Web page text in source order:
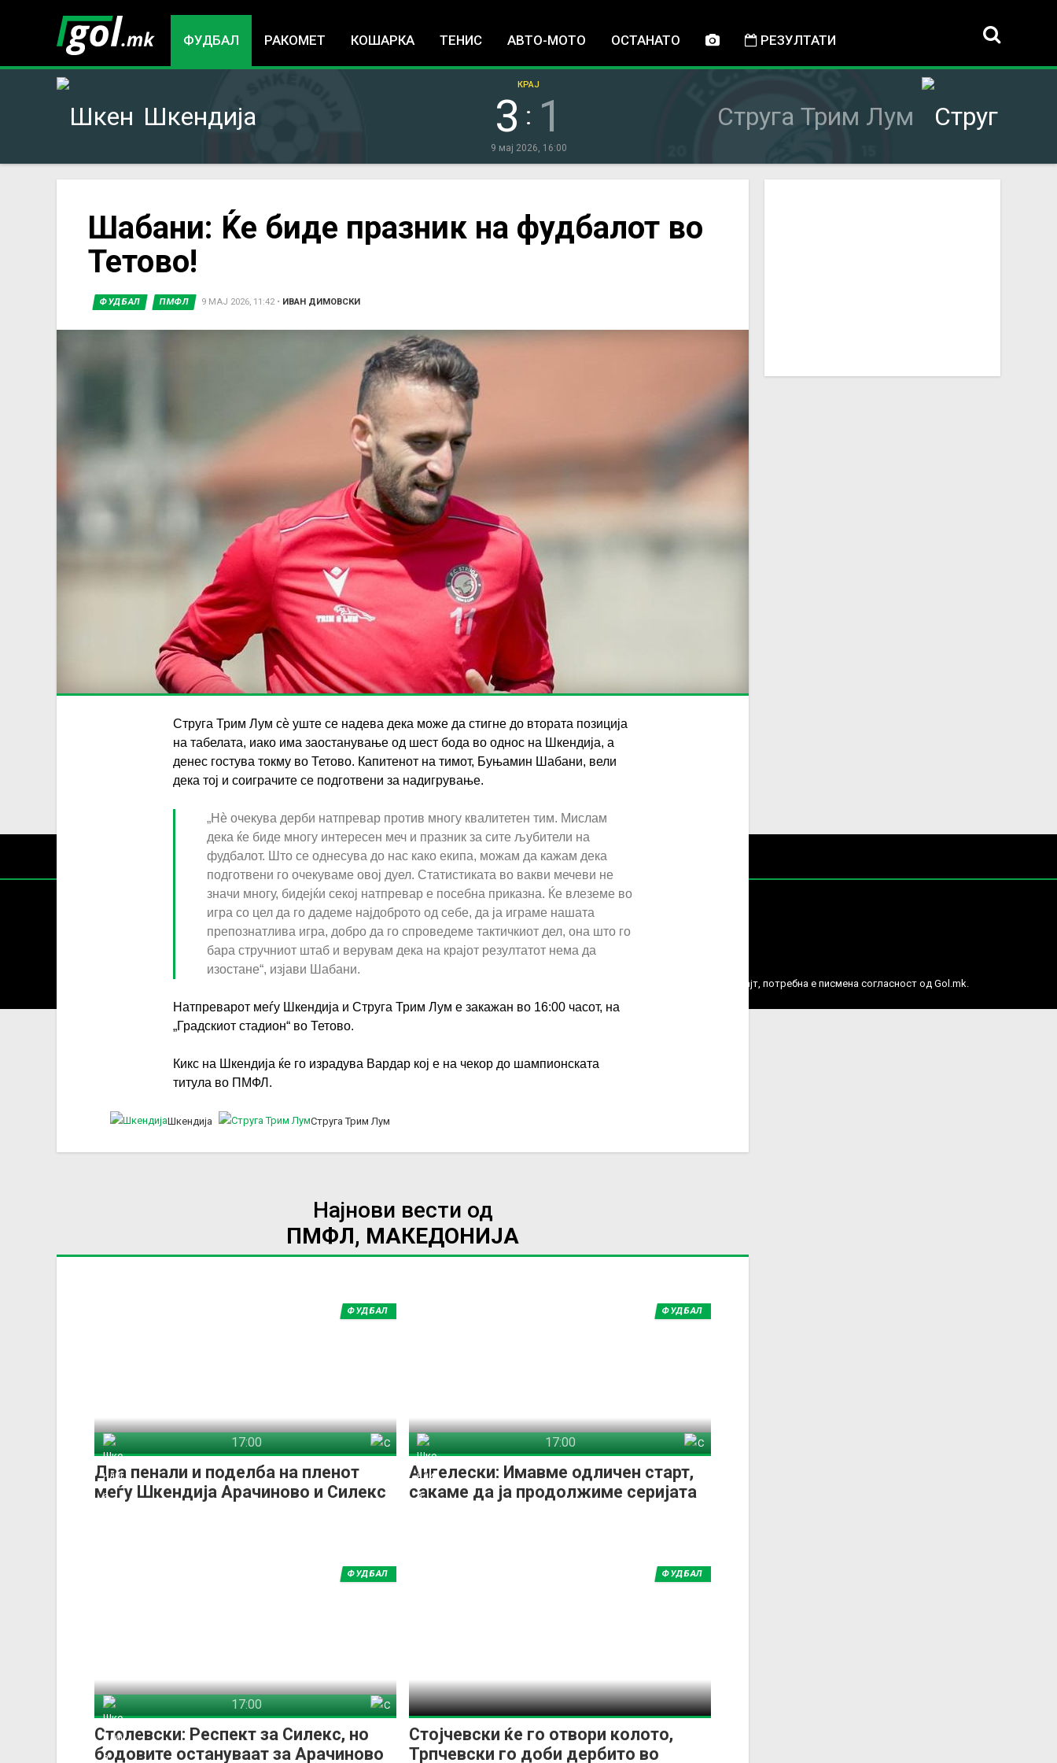
ФУДБАЛ РАКОМЕТ КОШАРКА ТЕНИС АВТО-МОТО ОСТАНАТО РЕЗУЛТАТИ
Шкендија Струга Трим Лум
3 : 1
КРАЈ
9 мај 2026, 16:00
here
Шабани: Ќе биде празник на фудбалот во
Тетово!
ФУДБАЛ ПМФЛ 9 МАЈ 2026, 11:42• ИВАН ДИМОВСКИ
Струга Трим Лум сѐ уште се надева дека може да стигне до втората позиција
на табелата, иако има заостанување од шест бода во однос на Шкендија, а
денес гостува токму во Тетово. Капитенот на тимот, Буњамин Шабани, вели
дека тој и соиграчите се подготвени за надигрување.
„Нѐ очекува дерби натпревар против многу квалитетен тим. Мислам
дека ќе биде многу интересен меч и празник за сите љубители на
фудбалот. Што се однесува до нас како екипа, можам да кажам дека
подготвени го очекуваме овој дуел. Статистиката во вакви мечеви не
значи многу, бидејќи секој натпревар е посебна приказна. Ќе влеземе во
игра со цел да го дадеме најдоброто од себе, да ја играме нашата
препознатлива игра, добро да го спроведеме тактичкиот дел, она што го
бара стручниот штаб и верувам дека на крајот резултатот нема да
изостане“, изјави Шабани.
Натпреварот меѓу Шкендија и Струга Трим Лум е закажан во 16:00 часот, на
„Градскиот стадион“ во Тетово.
Кикс на Шкендија ќе го израдува Вардар кој е на чекор до шампионската
титула во ПМФЛ.
Шкендија Струга Трим Лум
Најнови вести од
ПМФЛ, МАКЕДОНИЈА
Два пенали и поделба на пленот
меѓу Шкендија Арачиново и Силекс
ФУДБАЛ
17:00
Ангелески: Имавме одличен старт,
сакаме да ја продолжиме серијата
ФУДБАЛ
17:00
Столевски: Респект за Силекс, но
бодовите остануваат за Арачиново
ФУДБАЛ
17:00
Стојчевски ќе го отвори колото,
Трпчевски го доби дербито во
ФУДБАЛ
ИМПРЕСУМ МАРКЕТИНГ КОНТАКТ
© 2016-2026 Gol.mk
Сите права задржани
Содржините на Gol.mk се заштитени со Законот за авторското право и сродните права.
За секоја форма на распространување, репродукција или комерцијална употреба на текстови, фотографии или податоци од овој веб сајт, потребна е писмена согласност од Gol.mk.